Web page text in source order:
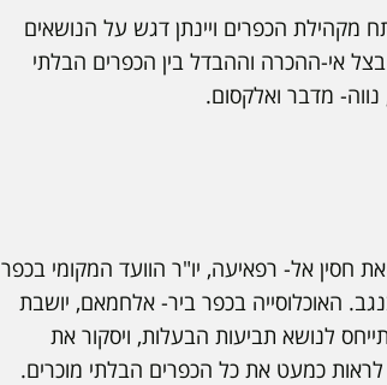
מקהילת הכפרים ויינתן דגש על הנושאים
אי-ההכרה וההבדל בין הכפרים הבלתי
מדבר ואלקסום.
חסין אל- רפאיעה, יו"ר הוועד המקומי בכפר
האוכלוסייה בכפר ביר- אלחמאם, יושבת
לנושא תביעות הבעלות, ויסקור את
כמעט את כל הכפרים הבלתי מוכרים.